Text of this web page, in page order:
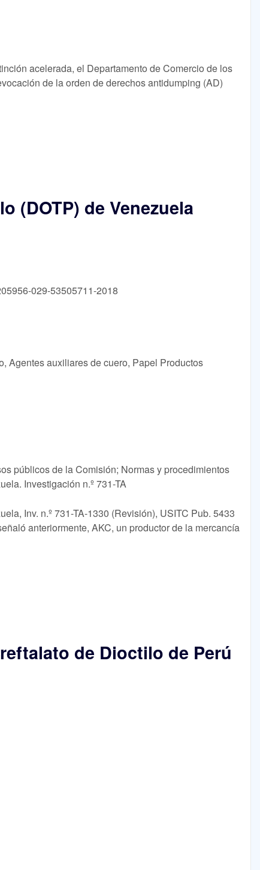
acelerada, el Departamento de Comercio de los
de la orden de derechos antidumping (AD)
(DOTP) de Venezuela
029-53505711-2018
Agentes auxiliares de cuero, Papel Productos
públicos de la Comisión; Normas y procedimientos
Investigación n.º 731-TA
Inv. n.º 731-TA-1330 (Revisión), USITC Pub. 5433
anteriormente, AKC, un productor de la mercancía
de Dioctilo de Perú